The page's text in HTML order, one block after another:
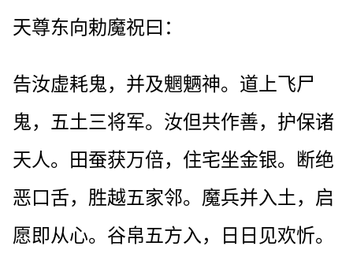
天尊东向勅魔祝曰：
告汝虚耗鬼，并及魍魉神。道上飞尸
鬼，五土三将军。汝但共作善，护保诸
天人。田蚕获万倍，住宅坐金银。断绝
恶口舌，胜越五家邻。魔兵并入土，启
愿即从心。谷帛五方入，日日见欢忻。